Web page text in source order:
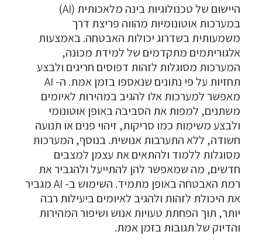
היישום של טכנולוגיות בינה מלאכותית (AI)
במערכות אוטונומיות מהווה פריצת דרך
משמעותית בשדרוג יכולות האבטחה. באמצעות
אלגוריתמים מתקדמים של למידת מכונה,
המערכות מסוגלות לזהות דפוסים חריגים ולבצע
תחזיות על פי נתונים שנאספו בזמן אמת. ה- AI
מאפשר למערכות אלו להגיב במהירות לאיומים
משתנים, למפות את הסביבה באופן אוטונומי
ולבצע משימות כמו סריקות, זיהוי פנים או תנועה
חשודה, ללא התערבות אנושית. בנוסף, המערכות
מסוגלות ללמוד ולהתאים את עצמן למצבים
חדשים, מה שמאפשר להן להתייעל ולהגביר את
רמת האבטחה באופן מתמיד. השימוש ב- AI מגביר
את היכולת לזהות ולהגיב לאיומים ביעילות רבה
יותר, תוך הפחתת טעויות אנוש ושיפור המהירות
והדיוק של תגובות בזמן אמת.